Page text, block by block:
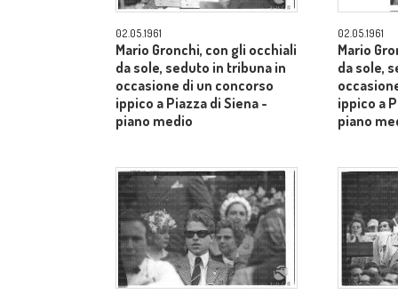
02.05.1961
Mario Gronchi, con gli occhiali
da sole, seduto in tribuna in
occasione di un concorso
ippico a Piazza di Siena -
piano medio
02.05.1961
Mario
da sole,
ippico a
piano